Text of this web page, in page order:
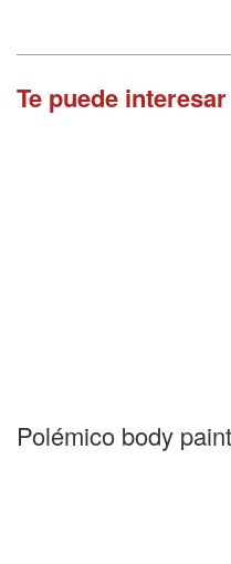
Te puede interesar
Polémico body